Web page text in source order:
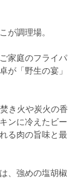
が調理場。
家庭のフライパ
が「野生の宴」
き火や炭火の香
ンに冷えたビー
る肉の旨味と最
、強めの塩胡椒